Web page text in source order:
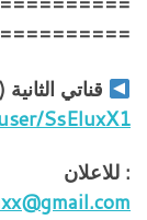
قناتي
SsEluxX1
: للاعلان